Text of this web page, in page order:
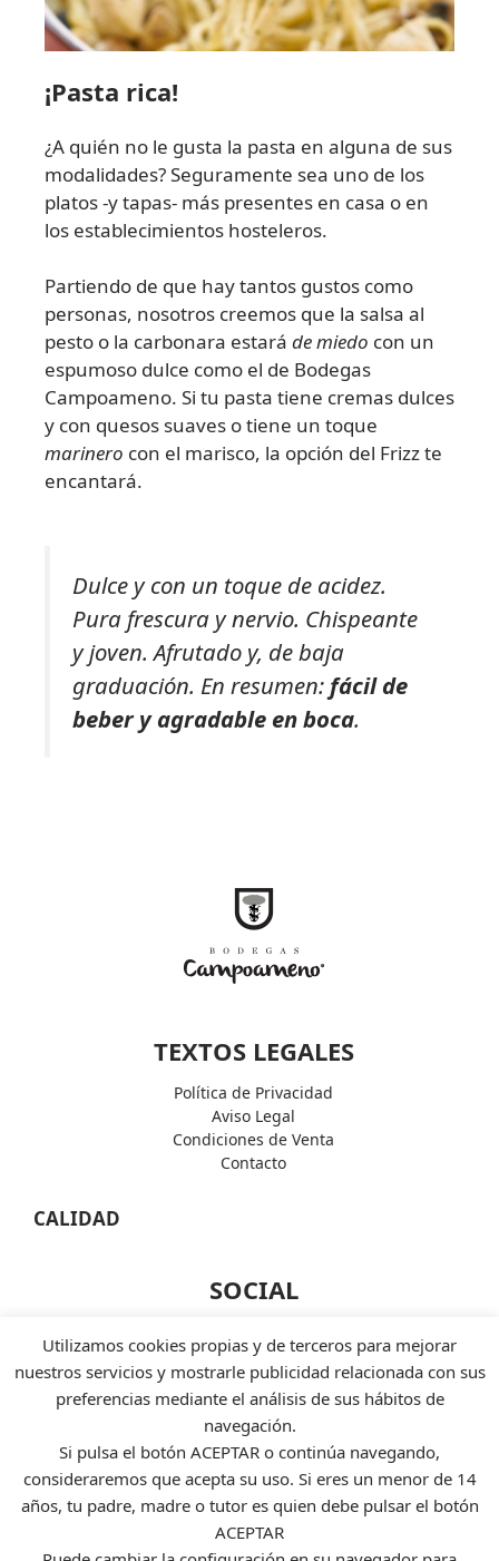
¡Pasta rica!
¿A quién no le gusta la pasta en alguna de sus
modalidades? Seguramente sea uno de los
platos -y tapas- más presentes en casa o en
los establecimientos hosteleros.
Partiendo de que hay tantos gustos como
personas, nosotros creemos que la salsa al
pesto o la carbonara estará de miedo con un
espumoso dulce como el de Bodegas
Campoameno. Si tu pasta tiene cremas dulces
y con quesos suaves o tiene un toque
marinero con el marisco, la opción del Frizz te
encantará.
Dulce y con un toque de acidez.
Pura frescura y nervio. Chispeante
y joven. Afrutado y, de baja
graduación. En resumen: fácil de
beber y agradable en boca.
TEXTOS LEGALES
Política de Privacidad
Aviso Legal
Condiciones de Venta
Contacto
CALIDAD
SOCIAL
Instagram
Twiter
Linkedin
FORMAS DE PAGO
Utilizamos cookies propias y de terceros para mejorar
nuestros servicios y mostrarle publicidad relacionada con sus
preferencias mediante el análisis de sus hábitos de
navegación.
Si pulsa el botón ACEPTAR o continúa navegando,
consideraremos que acepta su uso. Si eres un menor de 14
años, tu padre, madre o tutor es quien debe pulsar el botón
ACEPTAR